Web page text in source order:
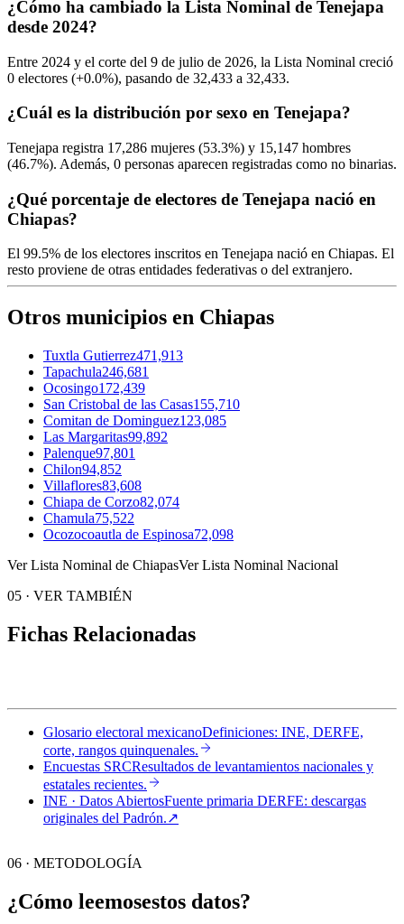
¿Cómo ha cambiado la Lista Nominal de Tenejapa
desde 2024?
Entre 2024 y el corte del 9 de julio de 2026, la Lista Nominal creció
0 electores (+0.0%), pasando de 32,433 a 32,433.
¿Cuál es la distribución por sexo en Tenejapa?
Tenejapa registra 17,286 mujeres (53.3%) y 15,147 hombres
(46.7%). Además, 0 personas aparecen registradas como no binarias.
¿Qué porcentaje de electores de Tenejapa nació en
Chiapas?
El 99.5% de los electores inscritos en Tenejapa nació en Chiapas. El
resto proviene de otras entidades federativas o del extranjero.
Otros municipios en Chiapas
Tuxtla Gutierrez471,913
Tapachula246,681
Ocosingo172,439
San Cristobal de las Casas155,710
Comitan de Dominguez123,085
Las Margaritas99,892
Palenque97,801
Chilon94,852
Villaflores83,608
Chiapa de Corzo82,074
Chamula75,522
Ocozocoautla de Espinosa72,098
Ver Lista Nominal de ChiapasVer Lista Nominal Nacional
05 · VER TAMBIÉN
Fichas Relacionadas
Glosario electoral mexicanoDefiniciones: INE, DERFE,
corte, rangos quinquenales.
Encuestas SRCResultados de levantamientos nacionales y
estatales recientes.
INE · Datos AbiertosFuente primaria DERFE: descargas
originales del Padrón.↗︎
06 · METODOLOGÍA
¿Cómo leemosestos datos?